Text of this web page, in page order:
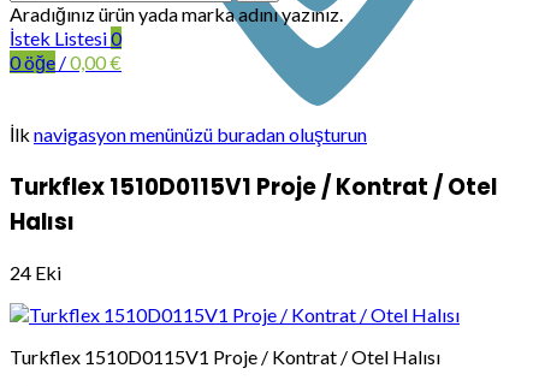
Aradığınız ürün yada marka adını yazınız.
İstek Listesi0
0öğe /0,00€
İlk navigasyon menünüzü buradan oluşturun
Turkflex 1510D0115V1 Proje / Kontrat / Otel
Halısı
24 Eki
Turkflex 1510D0115V1 Proje / Kontrat / Otel Halısı